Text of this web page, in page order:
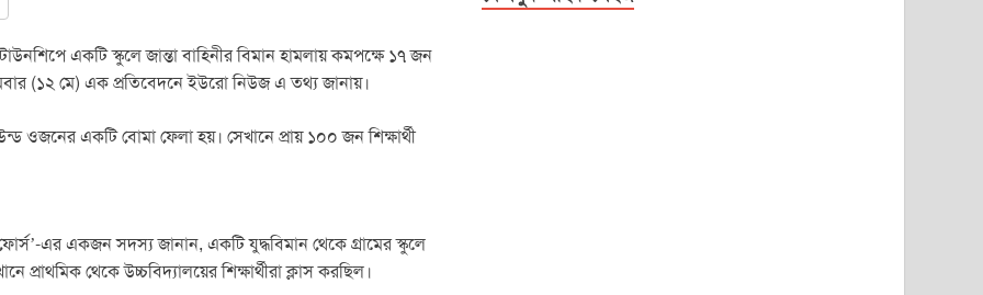
একটি স্কুলে জান্তা বাহিনীর বিমান হামলায় কমপক্ষে ১৭ জন
(১২ মে) এক প্রতিবেদনে ইউরো নিউজ এ তথ্য জানায়।
ওজনের একটি বোমা ফেলা হয়। সেখানে প্রায় ১০০ জন শিক্ষার্থী
এর একজন সদস্য জানান, একটি যুদ্ধবিমান থেকে গ্রামের স্কুলে
থেকে উচ্চবিদ্যালয়ের শিক্ষার্থীরা ক্লাস করছিল।